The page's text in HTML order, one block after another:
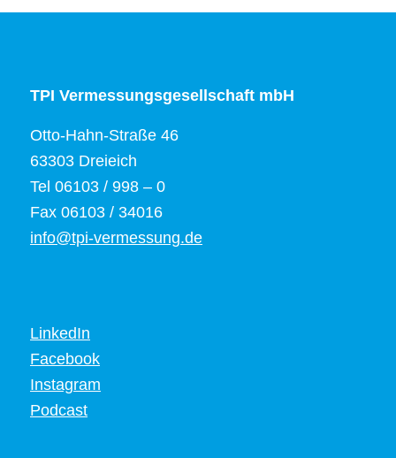
TPI Vermessungsgesellschaft mbH
Otto-Hahn-Straße 46
63303 Dreieich
Tel 06103 / 998 – 0
Fax 06103 / 34016
info@tpi-vermessung.de
LinkedIn
Facebook
Instagram
Podcast